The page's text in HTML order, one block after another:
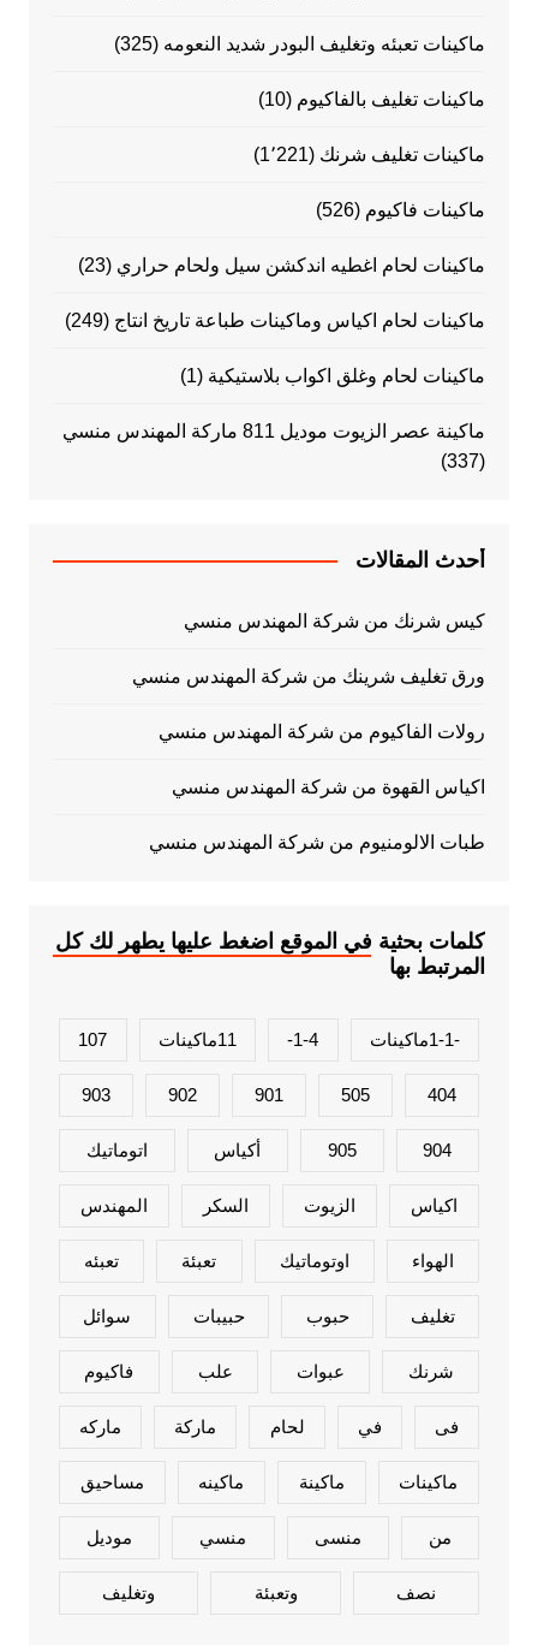
ماكينات تعبئه وتغليف البودر شديد النعومه (325)
ماكينات تغليف بالفاكيوم (10)
ماكينات تغليف شرنك (1٬221)
ماكينات فاكيوم (526)
ماكينات لحام اغطيه اندكشن سيل ولحام حراري (23)
ماكينات لحام اكياس وماكينات طباعة تاريخ انتاج (249)
ماكينات لحام وغلق اكواب بلاستيكية (1)
ماكينة عصر الزيوت موديل 811 ماركة المهندس منسي
(337)
أحدث المقالات
كيس شرنك من شركة المهندس منسي
ورق تغليف شرينك من شركة المهندس منسي
رولات الفاكيوم من شركة المهندس منسي
اكياس القهوة من شركة المهندس منسي
طبات الالومنيوم من شركة المهندس منسي
كلمات بحثية في الموقع اضغط عليها يطهر لك كل
المرتبط بها
-1-1ماكينات 1-4- 11ماكينات 107
404
505
901
902
903
904
905 أكياس اتوماتيك
اكياس الزيوت السكر المهندس
الهواء اوتوماتيك تعبئة تعبئه
تغليف حبوب حبيبات سوائل
شرنك عبوات علب فاكيوم
فى في لحام ماركة ماركه
ماكينات ماكينة ماكينه مساحيق
من منسى منسي موديل
نصف وتعبئة وتغليف